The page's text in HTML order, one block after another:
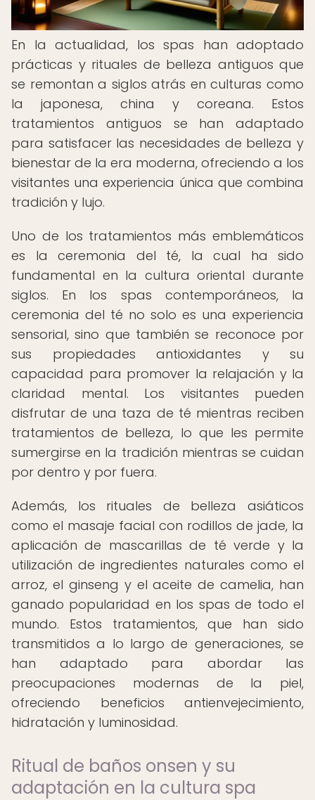
En la actualidad, los spas han adoptado
prácticas y rituales de belleza antiguos que
se remontan a siglos atrás en culturas como
la japonesa, china y coreana. Estos
tratamientos antiguos se han adaptado
para satisfacer las necesidades de belleza y
bienestar de la era moderna, ofreciendo a los
visitantes una experiencia única que combina
tradición y lujo.
Uno de los tratamientos más emblemáticos
es la ceremonia del té, la cual ha sido
fundamental en la cultura oriental durante
siglos. En los spas contemporáneos, la
ceremonia del té no solo es una experiencia
sensorial, sino que también se reconoce por
sus propiedades antioxidantes y su
capacidad para promover la relajación y la
claridad mental. Los visitantes pueden
disfrutar de una taza de té mientras reciben
tratamientos de belleza, lo que les permite
sumergirse en la tradición mientras se cuidan
por dentro y por fuera.
Además, los rituales de belleza asiáticos
como el masaje facial con rodillos de jade, la
aplicación de mascarillas de té verde y la
utilización de ingredientes naturales como el
arroz, el ginseng y el aceite de camelia, han
ganado popularidad en los spas de todo el
mundo. Estos tratamientos, que han sido
transmitidos a lo largo de generaciones, se
han adaptado para abordar las
preocupaciones modernas de la piel,
ofreciendo beneficios antienvejecimiento,
hidratación y luminosidad.
Ritual de baños onsen y su
adaptación en la cultura spa